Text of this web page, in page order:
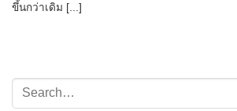
ขึ้นกว่าเดิม [...]